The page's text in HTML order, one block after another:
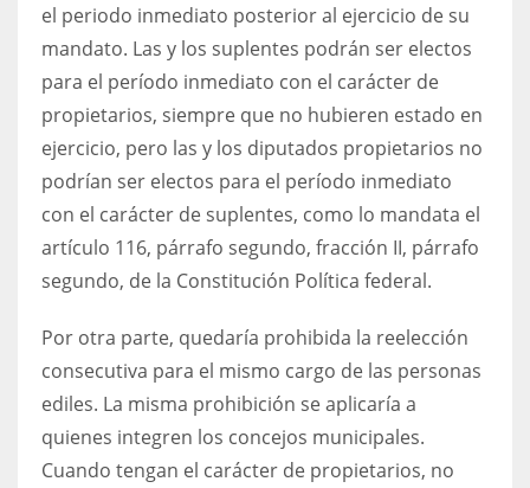
el periodo inmediato posterior al ejercicio de su
mandato. Las y los suplentes podrán ser electos
para el período inmediato con el carácter de
propietarios, siempre que no hubieren estado en
ejercicio, pero las y los diputados propietarios no
podrían ser electos para el período inmediato
con el carácter de suplentes, como lo mandata el
artículo 116, párrafo segundo, fracción II, párrafo
segundo, de la Constitución Política federal.
Por otra parte, quedaría prohibida la reelección
consecutiva para el mismo cargo de las personas
ediles. La misma prohibición se aplicaría a
quienes integren los concejos municipales.
Cuando tengan el carácter de propietarios, no